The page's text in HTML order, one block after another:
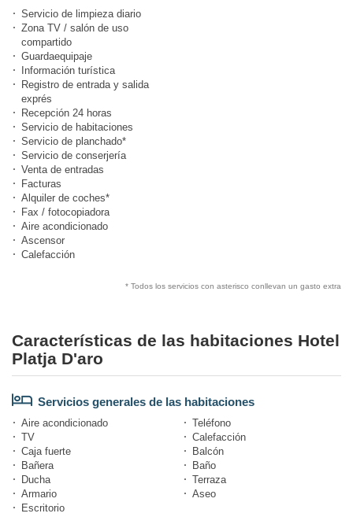
Servicio de limpieza diario
Zona TV / salón de uso
compartido
Guardaequipaje
Información turística
Registro de entrada y salida
exprés
Recepción 24 horas
Servicio de habitaciones
Servicio de planchado*
Servicio de conserjería
Venta de entradas
Facturas
Alquiler de coches*
Fax / fotocopiadora
Aire acondicionado
Ascensor
Calefacción
* Todos los servicios con asterisco conllevan un gasto extra
Características de las habitaciones Hotel
Platja D'aro
Servicios generales de las habitaciones
Aire acondicionado
Teléfono
TV
Calefacción
Caja fuerte
Balcón
Bañera
Baño
Ducha
Terraza
Armario
Aseo
Escritorio